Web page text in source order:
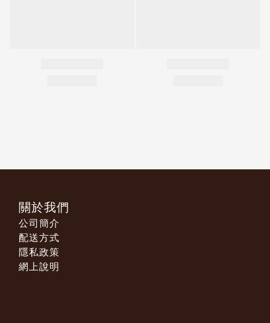
關於我們
公司簡介
配送方式
隱私政策
網上說明